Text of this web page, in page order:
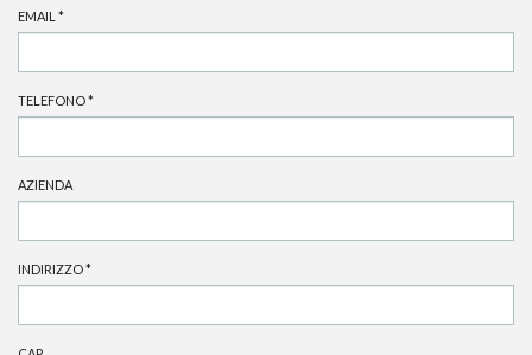
EMAIL *
TELEFONO*
AZIENDA
INDIRIZZO*